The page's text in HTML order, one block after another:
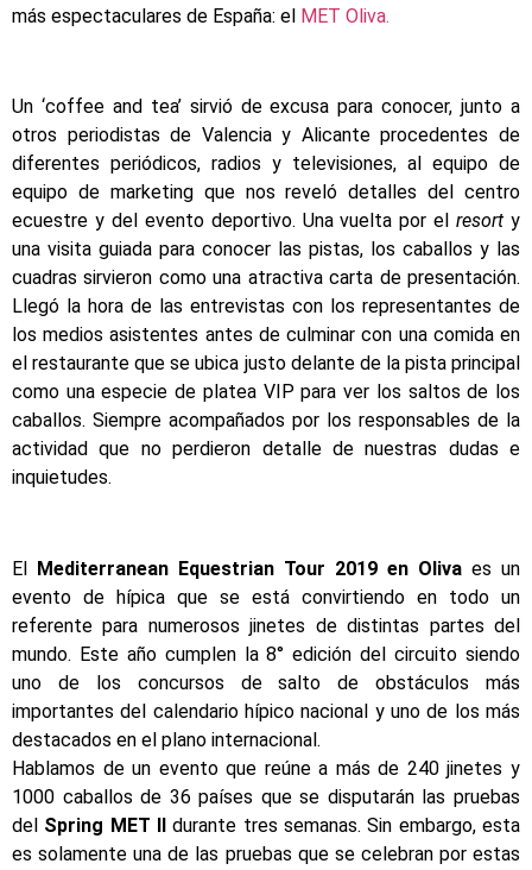
más espectaculares de España: el MET Oliva.
Un ‘coffee and tea’ sirvió de excusa para conocer, junto a
otros periodistas de Valencia y Alicante procedentes de
diferentes periódicos, radios y televisiones, al equipo de
equipo de marketing que nos reveló detalles del centro
ecuestre y del evento deportivo. Una vuelta por elresort y
una visita guiada para conocer las pistas, los caballos y las
cuadras sirvieron como una atractiva carta de presentación.
Llegó la hora de las entrevistas con los representantes de
los medios asistentes antes de culminar con una comida en
el restaurante que se ubica justo delante de la pista principal
como una especie de platea VIP para ver los saltos de los
caballos. Siempre acompañados por los responsables de la
actividad que no perdieron detalle de nuestras dudas e
inquietudes.
El Mediterranean Equestrian Tour 2019 en Oliva es un
evento de hípica que se está convirtiendo en todo un
referente para numerosos jinetes de distintas partes del
mundo. Este año cumplen la 8° edición del circuito siendo
uno de los concursos de salto de obstáculos más
importantes del calendario hípico nacional y uno de los más
destacados en el plano internacional.
Hablamos de un evento que reúne a más de 240 jinetes y
1000 caballos de 36 países que se disputarán las pruebas
del Spring MET II durante tres semanas. Sin embargo, esta
es solamente una de las pruebas que se celebran por estas